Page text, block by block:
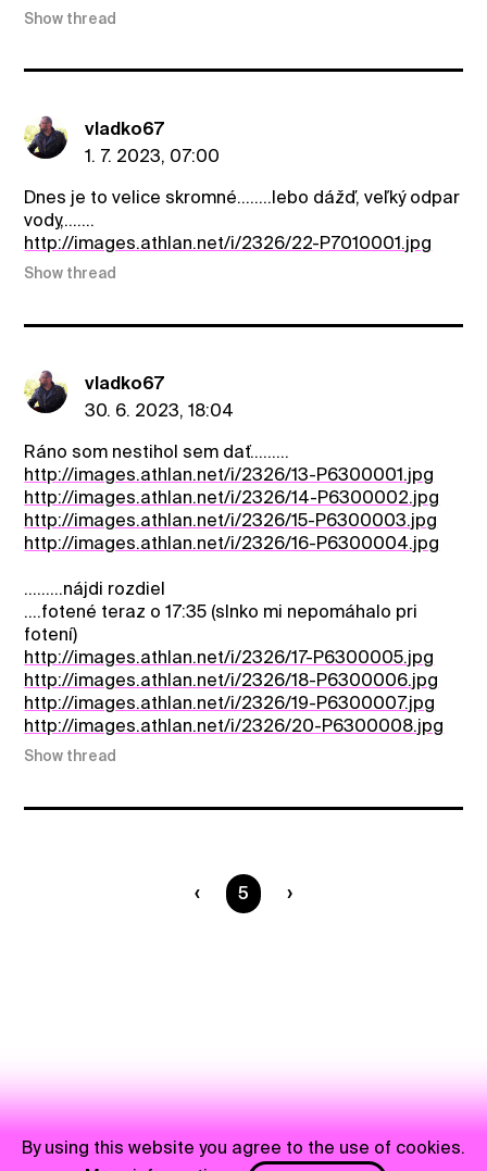
Show thread
vladko67
1. 7. 2023, 07:00
Dnes je to velice skromné........lebo dážď, veľký odpar
vody,.......
http://images.athlan.net/i/2326/22-P7010001.jpg
Show thread
vladko67
30. 6. 2023, 18:04
Ráno som nestihol sem dať.........
http://images.athlan.net/i/2326/13-P6300001.jpg
http://images.athlan.net/i/2326/14-P6300002.jpg
http://images.athlan.net/i/2326/15-P6300003.jpg
http://images.athlan.net/i/2326/16-P6300004.jpg
.........nájdi rozdiel
....fotené teraz o 17:35 (slnko mi nepomáhalo pri
fotení)
http://images.athlan.net/i/2326/17-P6300005.jpg
http://images.athlan.net/i/2326/18-P6300006.jpg
http://images.athlan.net/i/2326/19-P6300007.jpg
http://images.athlan.net/i/2326/20-P6300008.jpg
Show thread
You are on page
5
By using this website you agree to the use of cookies.